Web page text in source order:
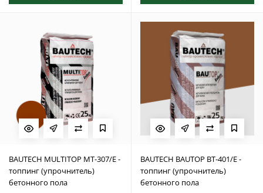
BAUTECH MULTITOP MT-307/E -
топпинг (упрочнитель)
бетонного пола
BAUTECH BAUTOP BT-401/Е -
топпинг (упрочнитель)
бетонного пола